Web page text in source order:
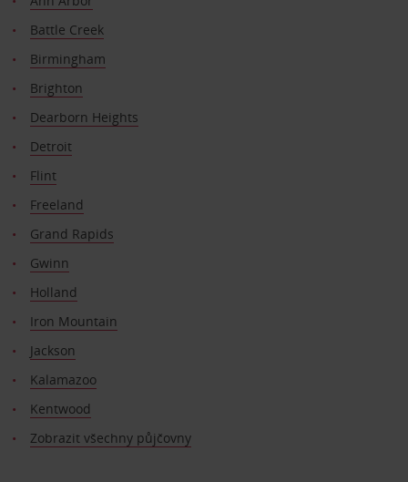
Battle Creek
Birmingham
Brighton
Dearborn Heights
Detroit
Flint
Freeland
Grand Rapids
Gwinn
Holland
Iron Mountain
Jackson
Kalamazoo
Kentwood
Zobrazit všechny půjčovny